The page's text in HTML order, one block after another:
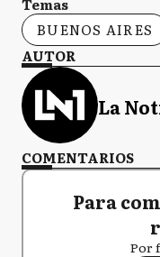
BUENOS AIRES
AUTOR
La
COMENTARIOS
Para
Por